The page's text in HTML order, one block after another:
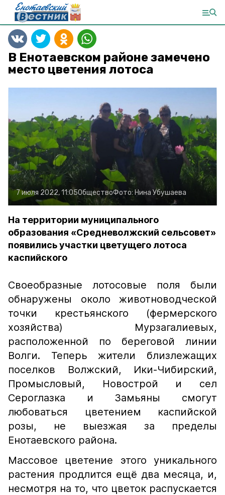
В Енотаевском районе замечено
место цветения лотоса
7 июля 2022, 11:05ОбществоФото: Нина Убушаева
На территории муниципального
образования «Средневолжский сельсовет»
появились участки цветущего лотоса
каспийского
Своеобразные лотосовые поля были
обнаружены около животноводческой
точки крестьянского (фермерского
хозяйства) Мурзагалиевых,
расположенной по береговой линии
Волги. Теперь жители близлежащих
поселков Волжский, Ики-Чибирский,
Промысловый, Новострой и сел
Сероглазка и Замьяны смогут
любоваться цветением каспийской
розы, не выезжая за пределы
Енотаевского района.
Массовое цветение этого уникального
растения продлится ещё два месяца, и,
несмотря на то, что цветок распускается